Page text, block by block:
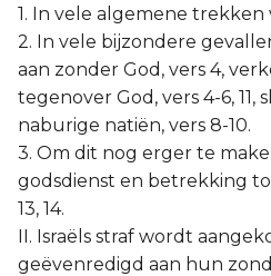
1. In vele algemene trekken
2. In vele bijzondere
aan zonder God, vers 4,
tegenover God, vers 4-6,
naburige natiën, vers 8-10.
3. Om dit nog erger te
godsdienst en betrekking
13, 14.
II. Israëls straf wordt
geëvenredigd aan hun